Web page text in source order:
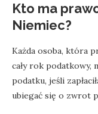
Kto ma
Niemiec?
Każda osoba, która
cały rok podatkowy,
podatku, jeśli
ubiegać się o zwrot